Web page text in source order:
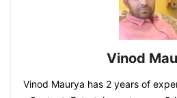
Vinod
Vinod Maurya has 2 years of